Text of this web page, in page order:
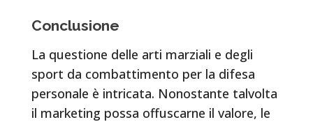
Conclusione
La questione delle arti marziali e degli
sport da combattimento per la difesa
personale è intricata. Nonostante talvolta
il marketing possa offuscarne il valore, le